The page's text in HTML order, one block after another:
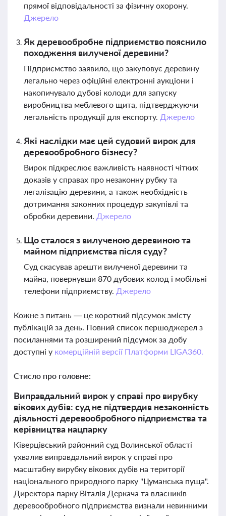
прямої відповідальності за фізичну охорону.
Джерело
Як деревообробне підприємство пояснило
походження вилученої деревини?
Підприємство заявило, що закуповує деревину
легально через офіційні електронні аукціони і
накопичувало дубові колоди для запуску
виробництва меблевого щита, підтверджуючи
легальність продукції для експорту. Джерело
Які наслідки має цей судовий вирок для
деревообробного бізнесу?
Вирок підкреслює важливість наявності чітких
доказів у справах про незаконну рубку та
легалізацію деревини, а також необхідність
дотримання законних процедур закупівлі та
обробки деревини. Джерело
Що сталося з вилученою деревиною та
майном підприємства після суду?
Суд скасував арешти вилученої деревини та
майна, повернувши 870 дубових колод і мобільні
телефони підприємству. Джерело
Кожне з питань — це короткий підсумок змісту
публікацій за день. Повний список першоджерел з
посиланнями та розширений підсумок за добу
доступні у комерційній версії Платформи LIGA360.
Стисло про головне:
Виправдальний вирок у справі про вирубку
вікових дубів: суд не підтвердив незаконність
діяльності деревообробного підприємства та
керівництва нацпарку
Ківерцівський районний суд Волинської області
ухвалив виправдальний вирок у справі про
масштабну вирубку вікових дубів на території
національного природного парку "Цуманська пуща".
Директора парку Віталія Деркача та власників
деревообробного підприємства визнали невинними